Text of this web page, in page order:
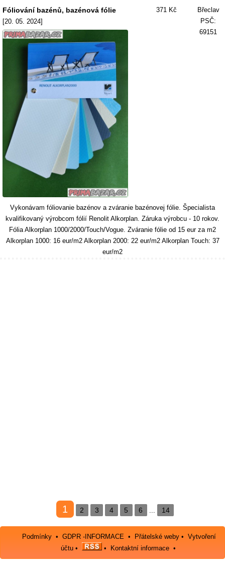
Fóliování bazénů, bazénová fólie
[20. 05. 2024]
371 Kč
Břeclav
PSČ:
69151
Vykonávam fóliovanie bazénov a zváranie bazénovej fólie. Špecialista
kvalifikovaný výrobcom fólií Renolit Alkorplan. Záruka výrobcu - 10 rokov.
Fólia Alkorplan 1000/2000/Touch/Vogue. Zváranie fólie od 15 eur za m2
Alkorplan 1000: 16 eur/m2 Alkorplan 2000: 22 eur/m2 Alkorplan Touch: 37
eur/m2
1 2 3 4 5 6 ... 14
Podmínky •GDPR -INFORMACE • Přátelské weby •Vytvoření
účtu• • Kontaktní informace•